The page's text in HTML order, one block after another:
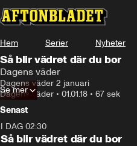
Hem Serier Nyheter
Så blir vädret där du bor
Dagens väder
Dagens väder 2 januari
Dagens väder • 01.01.18 • 67 sek
Se mer
Senast
I DAG 02:30
Så blir vädret där du bor